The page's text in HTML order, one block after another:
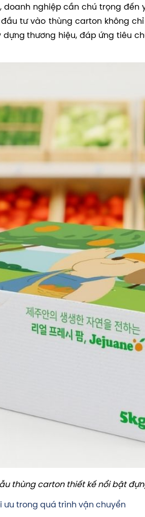
doanh nghiệp cần chú trọng
đầu tư vào thùng carton không
dựng thương hiệu, đáp ứng tiêu
thùng carton thiết kế nổi bật
ưu trong quá trình vận chuyển